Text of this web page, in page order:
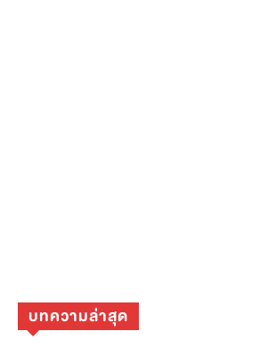
บทความล่าสุด